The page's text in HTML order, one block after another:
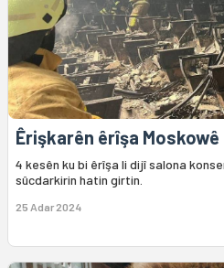
Êrişkarên êrîşa
4 kesên ku bi êrîşa li dijî salona
sûcdarkirin hatin girtin.
25 Adar 2024